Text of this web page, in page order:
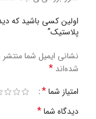
اولین کسی باشید که
پلاستیک”
نشانی ایمیل شما
شده‌اند *
امتیاز شما*
دیدگاه شما*